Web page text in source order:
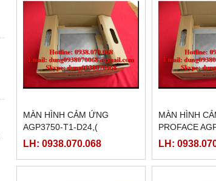
MÀN HÌNH CẢM ỨNG
AGP3750-T1-D24,(
PFXGP3750TAD )
LH: 0938.070.068
MÀN HÌNH
PROFACE
M,(
LH: